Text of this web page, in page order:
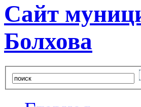
Сайт
Болхова